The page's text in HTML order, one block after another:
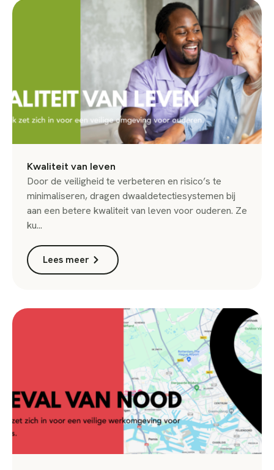
Kwaliteit van leven
Door de veiligheid te verbeteren en risico’s te
minimaliseren, dragen dwaaldetectiesystemen bij
aan een betere kwaliteit van leven voor ouderen. Ze
ku...
Lees meer